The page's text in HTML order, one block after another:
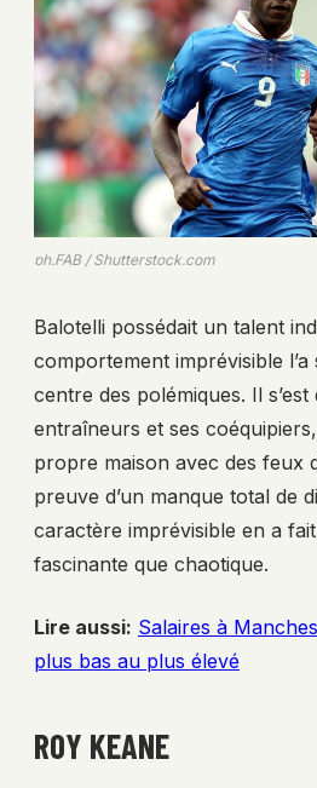
ph.FAB / Shutterstock.com
Balotelli possédait un talent
comportement imprévisible
centre des polémiques. Il
entraîneurs et ses
propre maison avec des feux
preuve d’un manque total de
caractère imprévisible en a
fascinante que chaotique.
Lire aussi: Salaires à
plus bas au plus élevé
ROY KEANE